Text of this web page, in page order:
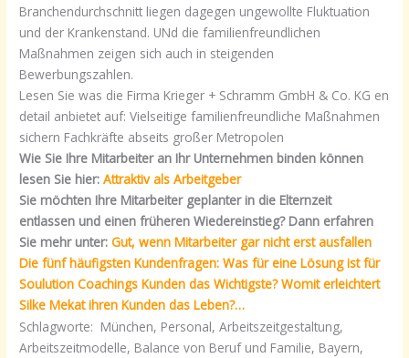
Branchendurchschnitt liegen dagegen ungewollte Fluktuation
und der Krankenstand. UNd die familienfreundlichen
Maßnahmen zeigen sich auch in steigenden
Bewerbungszahlen.
Lesen Sie was die Firma Krieger + Schramm GmbH & Co. KG en
detail anbietet auf: Vielseitige familienfreundliche Maßnahmen
sichern Fachkräfte abseits großer Metropolen
Wie Sie Ihre Mitarbeiter an Ihr Unternehmen binden können
lesen Sie hier:Attraktiv als Arbeitgeber
Sie möchten Ihre Mitarbeiter geplanter in die Elternzeit
entlassen und einen früheren Wiedereinstieg? Dann erfahren
Sie mehr unter:Gut, wenn Mitarbeiter gar nicht erst ausfallen
Die fünf häufigsten Kundenfragen: Was für eine Lösung ist für
Soulution Coachings Kunden das Wichtigste? Womit erleichtert
Silke Mekat ihren Kunden das Leben?…
Schlagworte: München, Personal, Arbeitszeitgestaltung,
Arbeitszeitmodelle, Balance von Beruf und Familie, Bayern,